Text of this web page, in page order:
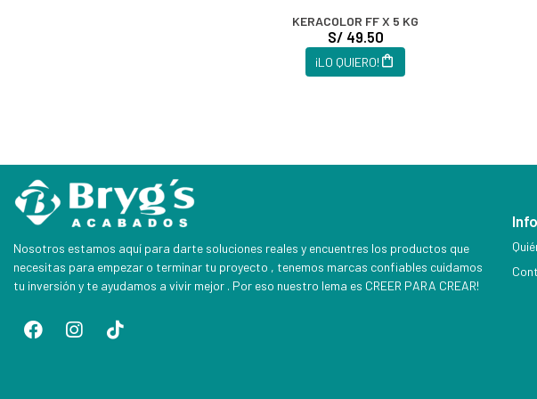
KERACOLOR FF X 5 KG
S/ 49.50
¡LO QUIERO!
Nosotros estamos aquí para darte soluciones reales y encuentres los productos que
necesitas para empezar o terminar tu proyecto , tenemos marcas confiables cuidamos
tu inversión y te ayudamos a vivir mejor . Por eso nuestro lema es CREER PARA CREAR!